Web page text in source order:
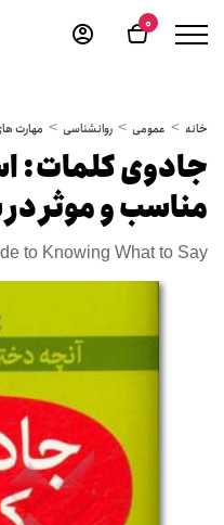
0
خانه عمومی روانشناسی مهارت
جادوی کلمات:
مناسب و موثر
to Knowing What to Say